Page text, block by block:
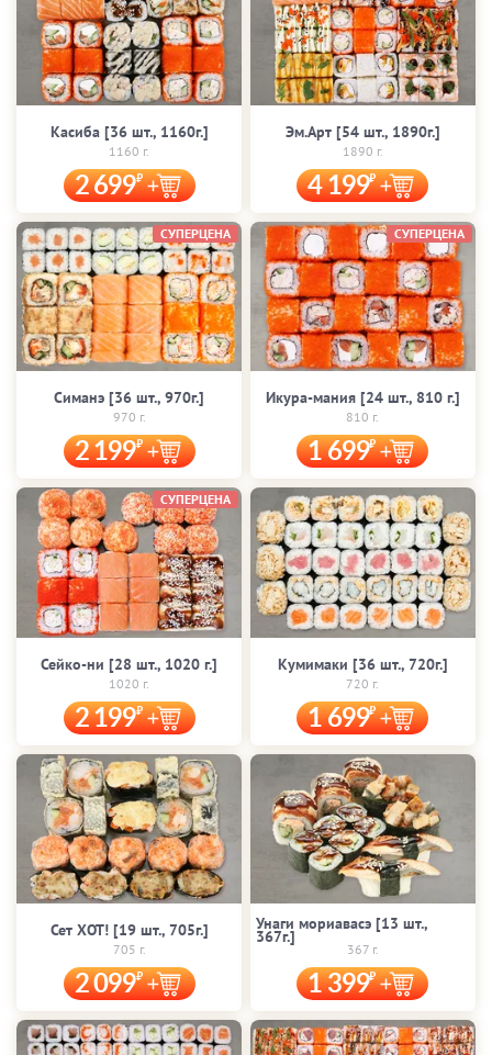
Касиба [36 шт., 1160г.]
1160 г.
2 699
Эм.Арт [54 шт., 1890г.]
1890 г.
4 199
Симанэ [36 шт., 970г.]
970 г.
2 199
СУПЕРЦЕНА
Икура-мания [24 шт., 810 г.]
810 г.
1 699
СУПЕРЦЕНА
Сейко-ни [28 шт., 1020 г.]
1020 г.
2 199
СУПЕРЦЕНА
Кумимаки [36 шт., 720г.]
720 г.
1 699
Сет ХОТ! [19 шт., 705г.]
705 г.
2 099
Унаги мориавасэ [13 шт.,
367г.]
367 г.
1 399